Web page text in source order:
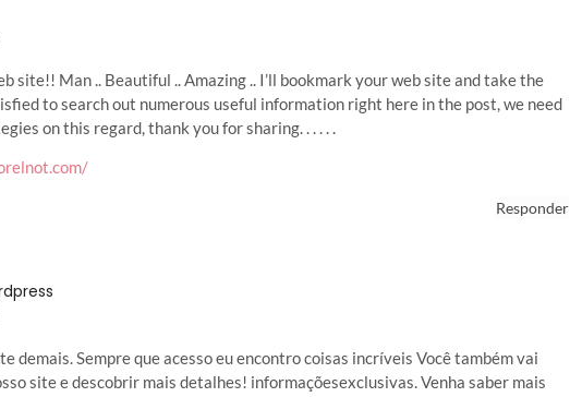
site!! Man .. Beautiful .. Amazing .. I’ll bookmark your web site and take the
to search out numerous useful information right here in the post, we need
on this regard, thank you for sharing. . . . . .
Responder
demais. Sempre que acesso eu encontro coisas incríveis Você também vai
site e descobrir mais detalhes! informaçõesexclusivas. Venha saber mais